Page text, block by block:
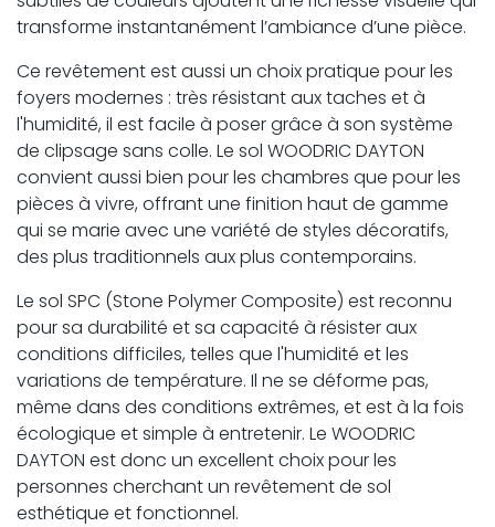
transforme instantanément l’ambiance d’une pièce.
Ce revêtement est aussi un choix pratique pour les
foyers modernes : très résistant aux taches et à
l'humidité, il est facile à poser grâce à son système
de clipsage sans colle. Le sol WOODRIC DAYTON
convient aussi bien pour les chambres que pour les
pièces à vivre, offrant une finition haut de gamme
qui se marie avec une variété de styles décoratifs,
des plus traditionnels aux plus contemporains.
Le sol SPC (Stone Polymer Composite) est reconnu
pour sa durabilité et sa capacité à résister aux
conditions difficiles, telles que l'humidité et les
variations de température. Il ne se déforme pas,
même dans des conditions extrêmes, et est à la fois
écologique et simple à entretenir. Le WOODRIC
DAYTON est donc un excellent choix pour les
personnes cherchant un revêtement de sol
esthétique et fonctionnel.